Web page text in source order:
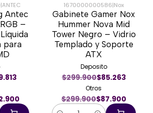
|ANTEC
Antec
–
para
-71%
1670000000586|Nox
Gabinete Gamer Nox
Hummer Nova Mid
Tower Negro – Vidrio
Templado y Soporte
ATX
Deposito
$299.900$85.263
Otros
$299.900$87.900